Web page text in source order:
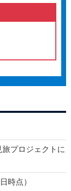
旅プロジェクトに
時点）